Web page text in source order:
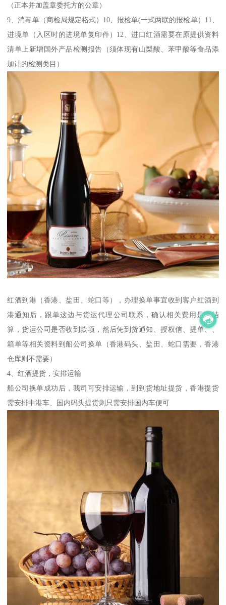
（正本并加盖章委托方的公章）
9、消毒单（商检局规定格式）10、报检单(一式两联的报检单）11、
进境单（入区时的进境单复印件）12、进口红酒需要在原提供资料
清单上新增国外产品检测报告（须体现有山梨酸、苯甲酸等食品添
加计的检测类目）
红酒到港（香港、盐田、蛇口等），办理换单事宜收到客户红酒到
港通知后，跟单这边与货运代理公司联系，确认相关费用是否结
算，货运公司是否收到款项，然后凭到货通知、授权信、提单、、
箱单等相关资料到船公司换单（香港码头、盐田、蛇口需要，香港
仓库则不需要）
4、红酒提货，安排运输
船公司换单成功后，我司可安排运输，到到货地址提货，香港提货
需安排中港车、国内码头提货则只需安排国内车便可